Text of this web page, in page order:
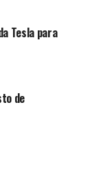
Tesla para
de